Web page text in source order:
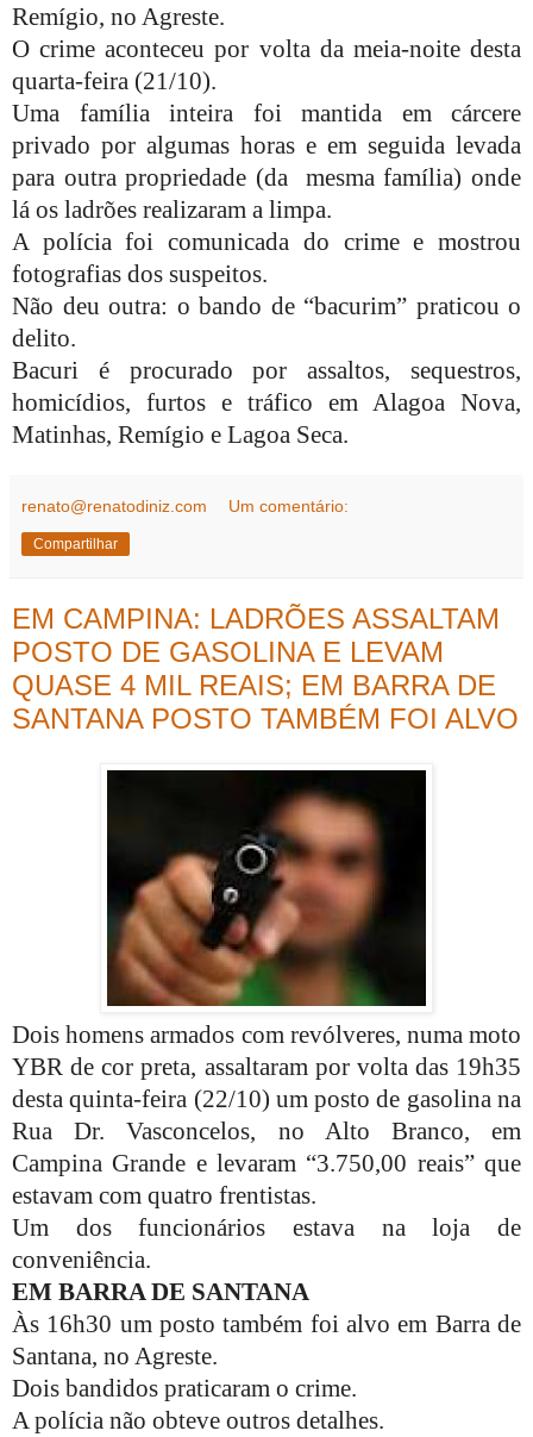
Remígio, no Agreste.
O crime aconteceu por volta da meia-noite desta
quarta-feira (21/10).
Uma família inteira foi mantida em cárcere
privado por algumas horas e em seguida levada
para outra propriedade (da mesma família) onde
lá os ladrões realizaram a limpa.
A polícia foi comunicada do crime e mostrou
fotografias dos suspeitos.
Não deu outra: o bando de “bacurim” praticou o
delito.
Bacuri é procurado por assaltos, sequestros,
homicídios, furtos e tráfico em Alagoa Nova,
Matinhas, Remígio e Lagoa Seca.
renato@renatodiniz.com Um comentário:
Compartilhar
EM CAMPINA: LADRÕES ASSALTAM
POSTO DE GASOLINA E LEVAM
QUASE 4 MIL REAIS; EM BARRA DE
SANTANA POSTO TAMBÉM FOI ALVO
Dois homens armados com revólveres, numa moto
YBR de cor preta, assaltaram por volta das 19h35
desta quinta-feira (22/10) um posto de gasolina na
Rua Dr. Vasconcelos, no Alto Branco, em
Campina Grande e levaram “3.750,00 reais” que
estavam com quatro frentistas.
Um dos funcionários estava na loja de
conveniência.
EM BARRA DE SANTANA
Às 16h30 um posto também foi alvo em Barra de
Santana, no Agreste.
Dois bandidos praticaram o crime.
A polícia não obteve outros detalhes.